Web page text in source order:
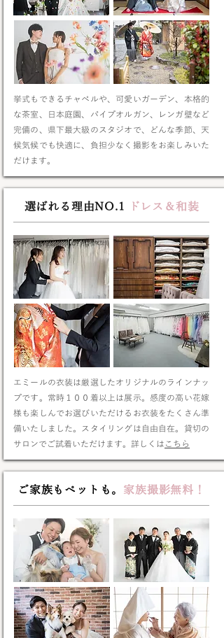
挙式もできるチャペルや、可愛いガーデン、本格的
な茶室、日本庭園、パイプオルガン、レンガ壁など
完備の、県下最大級のスタジオで、どんな季節、天
候気候でも快適に、負担少なく撮影をお楽しみいた
だけます。
選ばれる理由NO.1 ドレス＆和装
エミールの衣装は厳選したオリジナルのラインナッ
プです。常時１００着以上は展示。感度の高い花嫁
様も楽しんでお選びいただけるお衣装をたくさん準
備いたしました。スタイリングは自由自在。貸切の
サロンでご試着いただけます。詳しくは こちら
ご家族もペットも。 家族撮影無料！